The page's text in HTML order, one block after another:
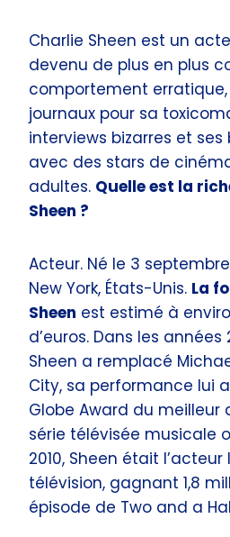
Charlie Sheen est un
devenu de plus en plus
comportement
journaux pour sa
interviews bizarres et
avec des stars de
adultes. Quelle est la
Sheen ?
Acteur. Né le 3 septembre
New York, États-Unis. La
Sheen est estimé à
d’euros. Dans les années
Sheen a remplacé
City, sa performance lui
Globe Award du meilleur
série télévisée musicale
2010, Sheen était
télévision, gagnant 1,8
épisode de Two and a